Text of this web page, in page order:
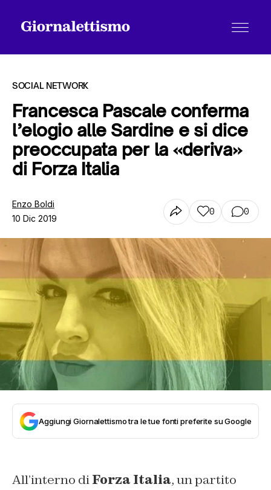
Tutti gli articoli
SOCIAL NETWORK
Francesca Pascale conferma
l’elogio alle Sardine e si dice
preoccupata per la «deriva»
di Forza Italia
Enzo Boldi
10 Dic 2019
0 0
Aggiungi Giornalettismo tra le tue fonti preferite su Google
All’interno diForza Italia, un partito